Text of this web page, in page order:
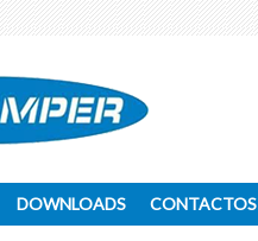
DOWNLOADS CONTACTOS